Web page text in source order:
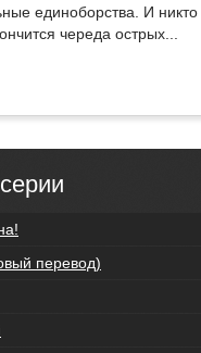
единоборства. И
череда острых...
перевод)